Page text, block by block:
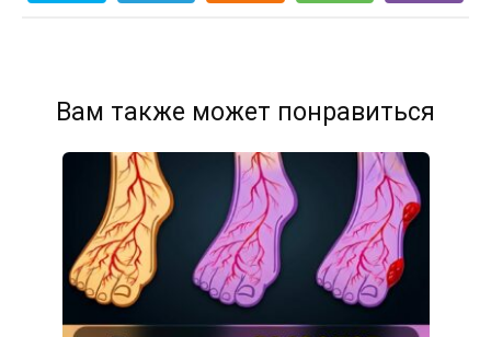
Вам также может понравиться